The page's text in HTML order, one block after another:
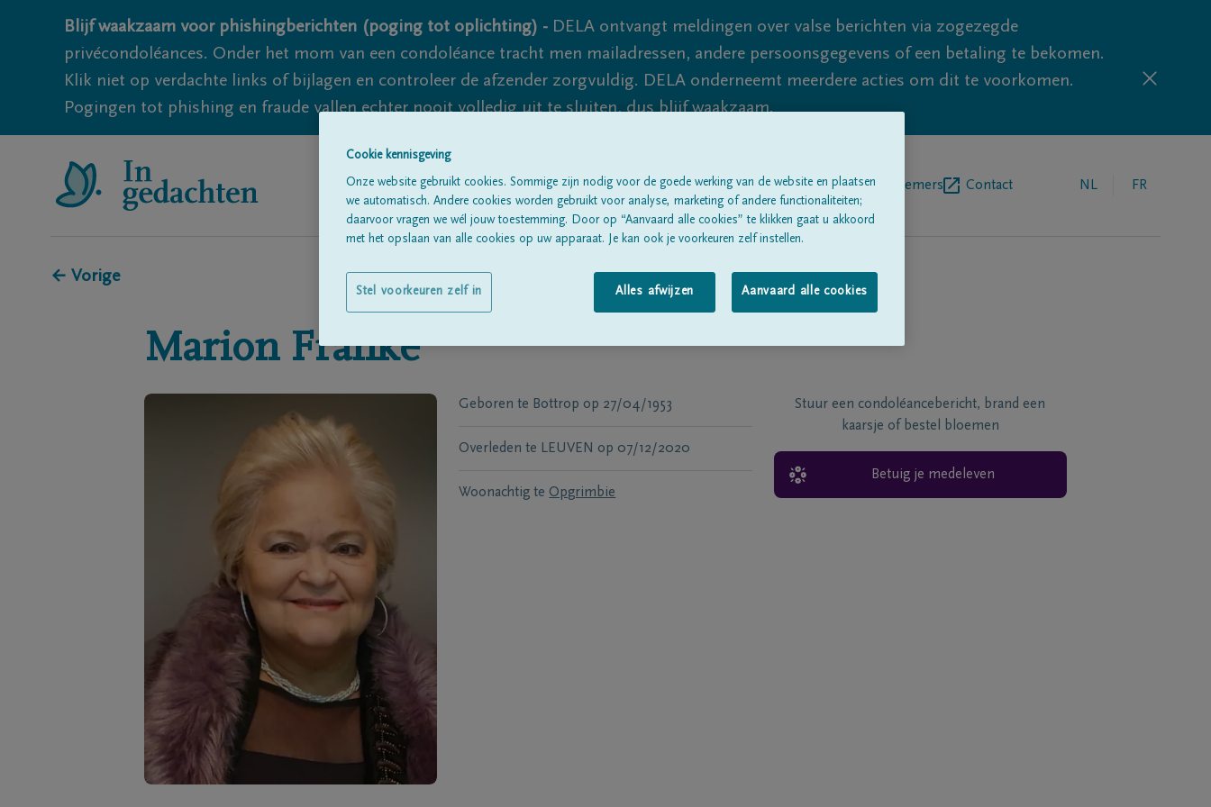
Blijf waakzaam voor phishingberichten (poging tot oplichting) - DELA ontvangt meldingen over valse berichten via zogezegde
privécondoléances. Onder het mom van een condoléance tracht men mailadressen, andere persoonsgegevens of een betaling te bekomen.
Klik niet op verdachte links of bijlagen en controleer de afzender zorgvuldig. DELA onderneemt meerdere acties om dit te voorkomen.
Pogingen tot phishing en fraude vallen echter nooit volledig uit te sluiten, dus blijf waakzaam.
Alle rouwberichtenOver onsBegrafenisondernemers Contact NL FR
← Vorige
Marion Franke
Geboren te Bottrop op 27/04/1953
Overleden te LEUVEN op 07/12/2020
Woonachtig te Opgrimbie
Stuur een condoléancebericht, brand een
kaarsje of bestel bloemen
Betuig je medeleven
Cookie kennisgeving
Onze website gebruikt cookies. Sommige zijn nodig voor de goede werking van de website en plaatsen
we automatisch. Andere cookies worden gebruikt voor analyse, marketing of andere functionaliteiten;
daarvoor vragen we wél jouw toestemming. Door op “Aanvaard alle cookies” te klikken gaat u akkoord
met het opslaan van alle cookies op uw apparaat. Je kan ook je voorkeuren zelf instellen.
Alles afwijzen Aanvaard alle cookies
Stel voorkeuren zelf in